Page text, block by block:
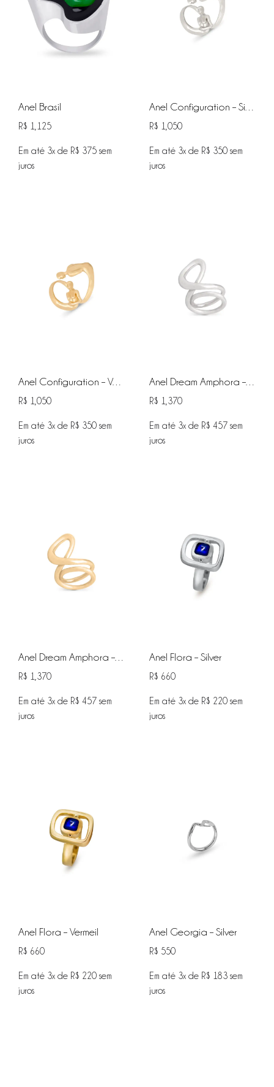
Anel Brasil
R$ 1,125
Em até 3x de R$ 375 sem
juros
R$ 1,050
Em até 3x de R$ 350 sem
juros
Anel Configuration – Vermeil
R$ 1,050
Em até 3x de R$ 350 sem
juros
R$ 1,370
Em até 3x de R$ 457 sem
juros
R$ 1,370
Em até 3x de R$ 457 sem
juros
Anel Flora – Silver
R$ 660
Em até 3x de R$ 220 sem
juros
Anel Flora – Vermeil
R$ 660
Em até 3x de R$ 220 sem
juros
Anel Georgia – Silver
R$ 550
Em até 3x de R$ 183 sem
juros